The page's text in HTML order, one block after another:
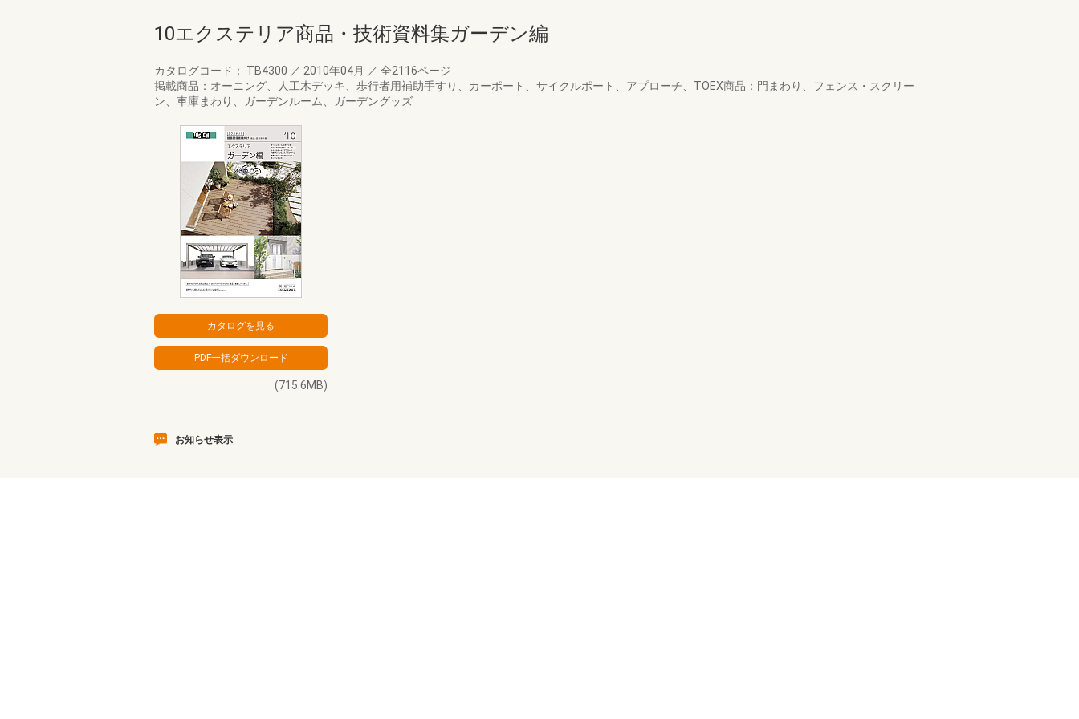
10エクステリア商品・技術資料集ガーデン編
カタログコード： TB4300 ／ 2010年04月 ／ 全2116ページ
掲載商品：オーニング、人工木デッキ、歩行者用補助手すり、カーポート、サイクルポート、アプローチ、TOEX商品：門まわり、フェンス・スクリー
ン、車庫まわり、ガーデンルーム、ガーデングッズ
(715.6MB)
お知らせ表示